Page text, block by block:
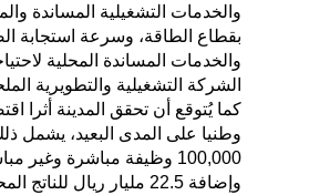
والخدمات التشغيلية المساندة
بقطاع الطاقة، وسرعة استجابة
والخدمات المساندة المحلية
الشركة التشغيلية والتطويرية
كما يُتوقع أن تحقق المدينة أثرا
وطنيا على المدى البعيد، يشمل
100,000 وظيفة مباشرة وغير
وإضافة 22.5 مليار ريال للناتج